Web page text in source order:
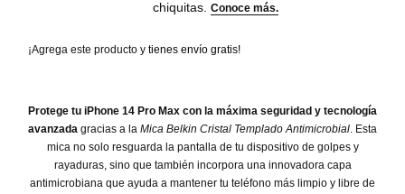
¡Agrega este producto y tienes envío gratis!
Protege tu iPhone 14 Pro Max con la máxima seguridad y tecnología
avanzada gracias a la Mica Belkin Cristal Templado Antimicrobial. Esta
mica no solo resguarda la pantalla de tu dispositivo de golpes y
rayaduras, sino que también incorpora una innovadora capa
antimicrobiana que ayuda a mantener tu teléfono más limpio y libre de